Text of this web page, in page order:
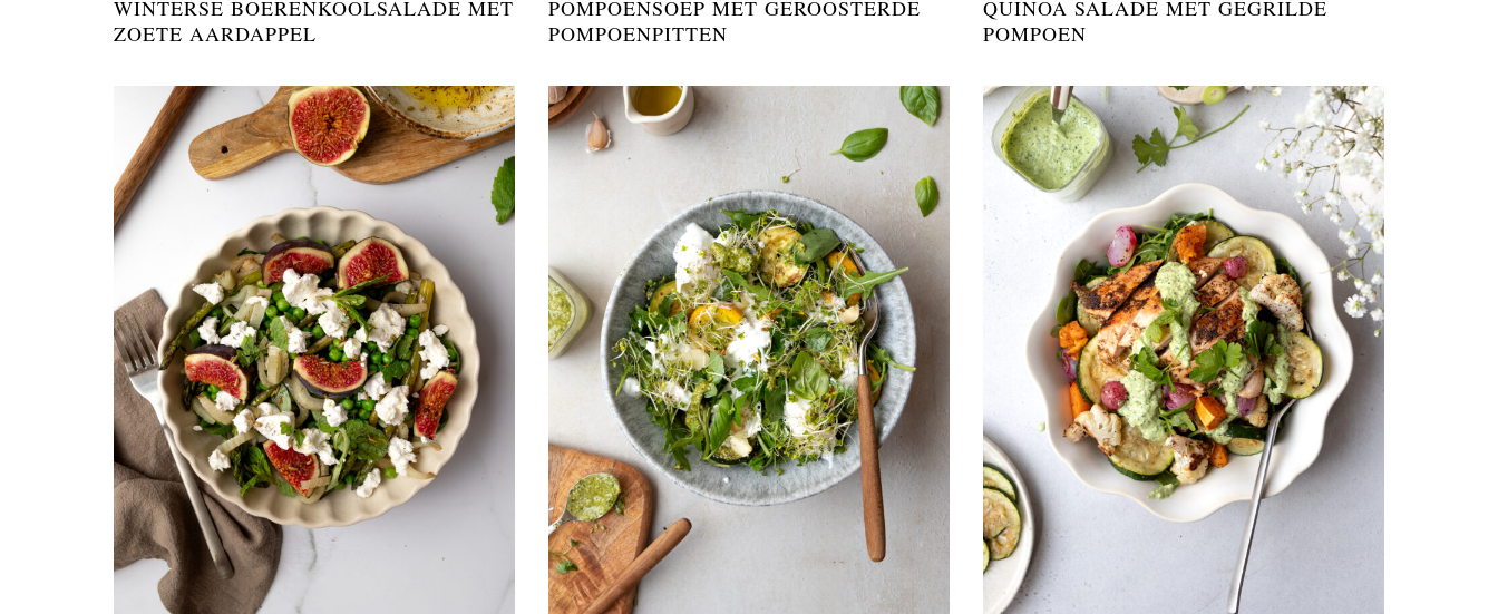
WINTERSE BOERENKOOLSALADE MET
ZOETE AARDAPPEL
POMPOENSOEP MET GEROOSTERDE
POMPOENPITTEN
QUINOA SALADE MET GEGRILDE
POMPOEN